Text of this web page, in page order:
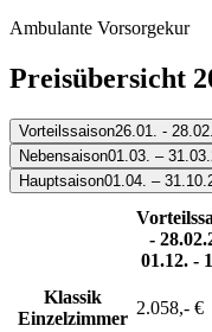
Ambulante Vorsorgekur
Preisübersicht
Vorteilssaison26.01. -
Nebensaison01.03. –
Hauptsaison01.04. –
-
01.12. -
Klassik
Einzelzimmer
2.058,- €